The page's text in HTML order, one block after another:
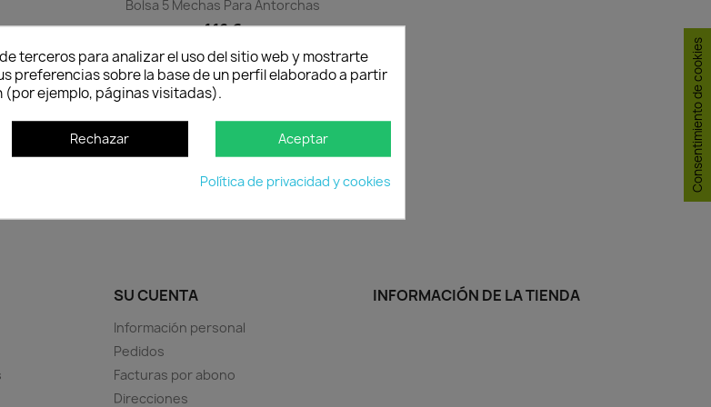
Bolsa 5 Mechas Para Antorchas
1,16 €
Vista rápida
SU CUENTA
Información personal
Pedidos
Facturas por abono
Direcciones
INFORMACIÓN DE LA TIENDA
terceros para analizar el uso del sitio web y mostrarte
preferencias sobre la base de un perfil elaborado a partir
ejemplo, páginas visitadas).
Rechazar Aceptar
Política de privacidad y cookies Consentimiento de cookies